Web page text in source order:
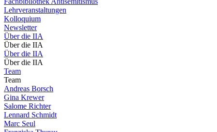
Lehrveranstaltungen
Kolloquium
Newsletter
Über die IIA
Über die IIA
Über die IIA
Über die IIA
Team
Team
Andreas Borsch
Gina Krewer
Salome Richter
Lennard Schmidt
Marc Seul